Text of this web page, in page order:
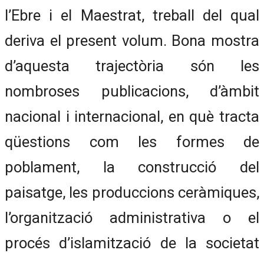
l’Ebre i el Maestrat, treball del qual
deriva el present volum. Bona mostra
d’aquesta trajectòria són les
nombroses publicacions, d’àmbit
nacional i internacional, en què tracta
qüestions com les formes de
poblament, la construcció del
paisatge, les produccions ceràmiques,
l’organització administrativa o el
procés d’islamització de la societat